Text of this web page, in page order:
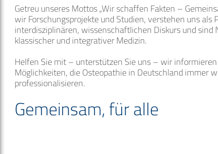
Getreu unseres Mottos „Wir schaffen Fakten –
wir Forschungsprojekte und Studien, verstehen uns
interdisziplinären, wissenschaftlichen Diskurs und
klassischer und integrativer Medizin.
Helfen Sie mit – unterstützen Sie uns – wir
Möglichkeiten, die Osteopathie in Deutschland immer
professionalisieren.
Gemeinsam, für alle